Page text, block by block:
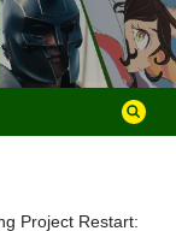
Project Restart: